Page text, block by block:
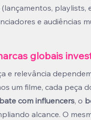
(lançamentos, playlists,
e audiências
globais
e relevância
um filme, cada peça
com influencers, o
alcance. O